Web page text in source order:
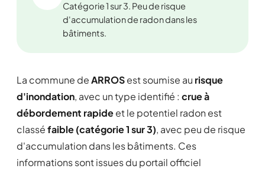
Catégorie 1 sur 3. Peu de risque
d'accumulation de radon dans les
bâtiments.
La commune deARROSest soumise au risque
d'inondation, avec un type identifié : crue à
débordement rapideet le potentiel radon est
classéfaible (catégorie 1 sur 3), avec peu de risque
d'accumulation dans les bâtiments. Ces
informations sont issues du portail officiel